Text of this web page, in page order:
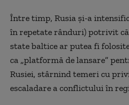
Între timp, Rusia şi-a
în repetate rânduri) potrivit
state baltice ar putea fi
ca „platformă de lansare”
Rusiei, stârnind temeri cu
escaladare a conflictului în